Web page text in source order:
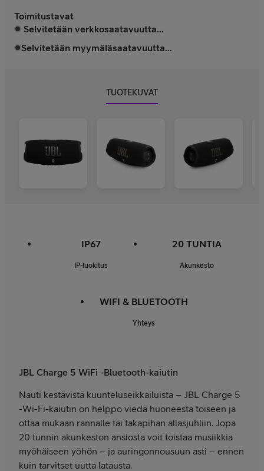
Toimitustavat
Selvitetään verkkosaatavuutta...
Selvitetään myymäläsaatavuutta...
TUOTEKUVAT
IP67
IP-luokitus
20 TUNTIA
Akunkesto
WIFI & BLUETOOTH
Yhteys
JBL Charge 5 WiFi -Bluetooth-kaiutin
Nauti kestävistä kuunteluseikkailuista – JBL Charge 5
-Wi-Fi-kaiutin on helppo viedä huoneesta toiseen ja
ottaa mukaan rannalle tai takapihan allasjuhliin. Jopa
20 tunnin akunkeston ansiosta voit toistaa musiikkia
myöhäiseen yöhön – ja auringonnousuun asti – ennen
kuin tarvitset uutta latausta.